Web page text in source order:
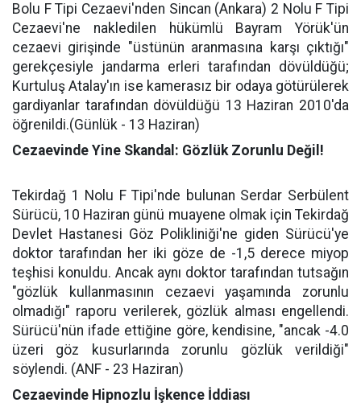
Bolu F Tipi Cezaevi'nden Sincan (Ankara) 2 Nolu F Tipi
Cezaevi'ne nakledilen hükümlü Bayram Yörük'ün
cezaevi girişinde "üstünün aranmasına karşı çıktığı"
gerekçesiyle jandarma erleri tarafından dövüldüğü;
Kurtuluş Atalay'ın ise kamerasız bir odaya götürülerek
gardiyanlar tarafından dövüldüğü 13 Haziran 2010'da
öğrenildi.(Günlük - 13 Haziran)
Cezaevinde Yine Skandal: Gözlük Zorunlu Değil!
Tekirdağ 1 Nolu F Tipi'nde bulunan Serdar Serbülent
Sürücü, 10 Haziran günü muayene olmak için Tekirdağ
Devlet Hastanesi Göz Polikliniği'ne giden Sürücü'ye
doktor tarafından her iki göze de -1,5 derece miyop
teşhisi konuldu. Ancak aynı doktor tarafından tutsağın
"gözlük kullanmasının cezaevi yaşamında zorunlu
olmadığı" raporu verilerek, gözlük alması engellendi.
Sürücü'nün ifade ettiğine göre, kendisine, "ancak -4.0
üzeri göz kusurlarında zorunlu gözlük verildiği"
söylendi. (ANF - 23 Haziran)
Cezaevinde Hipnozlu İşkence İddiası